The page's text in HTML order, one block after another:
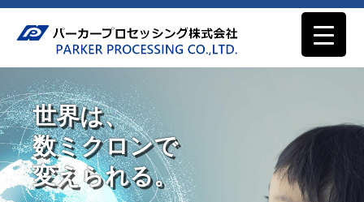
世界は、
数ミクロンで
変えられる。